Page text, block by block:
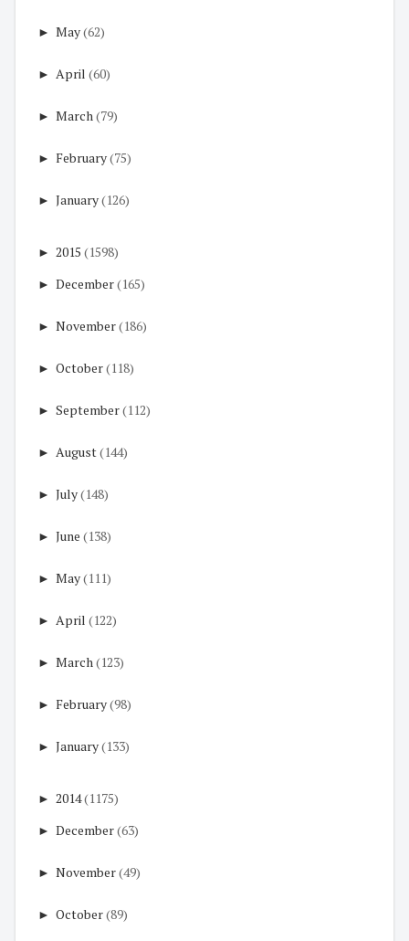
► May(62)
► April (60)
► March(79)
► February(75)
► January(126)
► 2015 (1598)
► December(165)
► November(186)
► October(118)
► September(112)
► August(144)
► July(148)
► June (138)
► May(111)
► April (122)
► March(123)
► February(98)
► January(133)
► 2014(1175)
► December(63)
► November(49)
► October(89)